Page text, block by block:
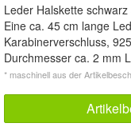
Leder Halskette
Eine ca. 45 cm lange
Karabinerverschluss,
Durchmesser ca. 2 mm
* maschinell aus der